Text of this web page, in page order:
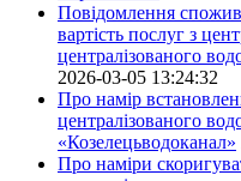
Повідомлення
вартість послуг з
централізованого
2026-03-05 13:24:32
Про намір
централізованого
«Козелецьводоканал»
Про наміри